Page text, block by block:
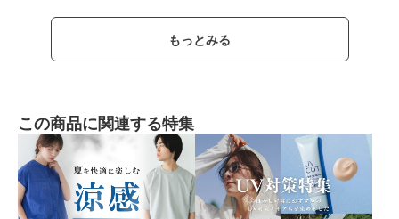
もっとみる
この商品に関連する特集